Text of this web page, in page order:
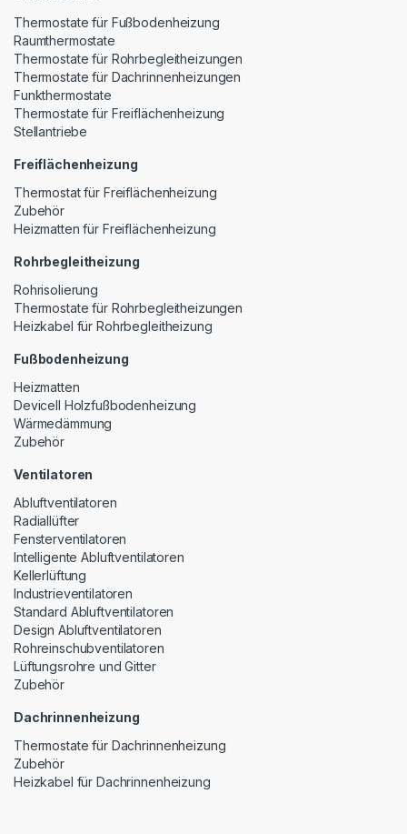
Thermostate für Fußbodenheizung
Raumthermostate
Thermostate für Rohrbegleitheizungen
Thermostate für Dachrinnenheizungen
Funkthermostate
Thermostate für Freiflächenheizung
Stellantriebe
Freiflächenheizung
Thermostat für Freiflächenheizung
Zubehör
Heizmatten für Freiflächenheizung
Rohrbegleitheizung
Rohrisolierung
Thermostate für Rohrbegleitheizungen
Heizkabel für Rohrbegleitheizung
Fußbodenheizung
Heizmatten
Devicell Holzfußbodenheizung
Wärmedämmung
Zubehör
Ventilatoren
Abluftventilatoren
Radiallüfter
Fensterventilatoren
Intelligente Abluftventilatoren
Kellerlüftung
Industrieventilatoren
Standard Abluftventilatoren
Design Abluftventilatoren
Rohreinschubventilatoren
Lüftungsrohre und Gitter
Zubehör
Dachrinnenheizung
Thermostate für Dachrinnenheizung
Zubehör
Heizkabel für Dachrinnenheizung